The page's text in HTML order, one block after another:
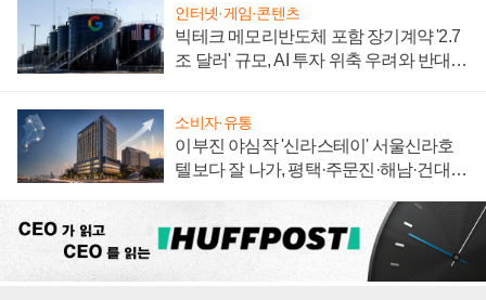
인터넷·게임·콘텐츠
빅테크 메모리반도체 포함 장기계약 '2.7
조 달러' 규모, AI 투자 위축 우려와 반대
소비자·유통
이부진 야심작 '신라스테이' 서울신라호
텔보다 잘 나가, 평택·주문진·해남·건대로